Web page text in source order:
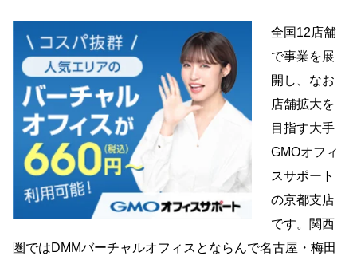
全国12店舗
で事業を展
開し、なお
店舗拡大を
目指す大手
GMOオフィ
スサポート
の京都支店
です。関西
圏ではDMMバーチャルオフィスとならんで名古屋・梅田